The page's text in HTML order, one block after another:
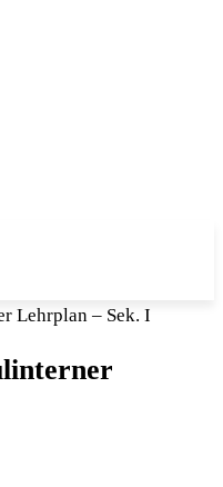
Lehrplan – Sek. I